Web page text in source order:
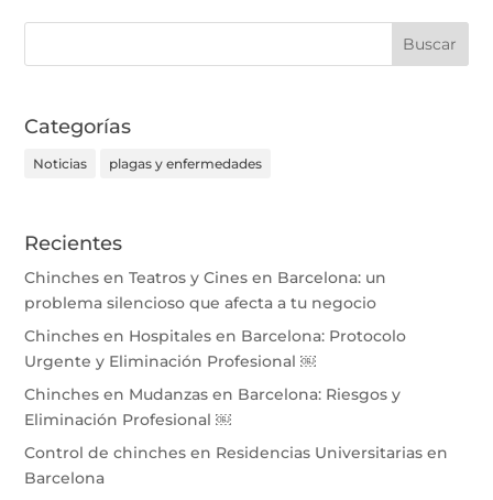
Categorías
Noticias plagas y enfermedades
Recientes
Chinches en Teatros y Cines en Barcelona: un
problema silencioso que afecta a tu negocio
Chinches en Hospitales en Barcelona: Protocolo
Urgente y Eliminación Profesional ￼
Chinches en Mudanzas en Barcelona: Riesgos y
Eliminación Profesional ￼
Control de chinches en Residencias Universitarias en
Barcelona